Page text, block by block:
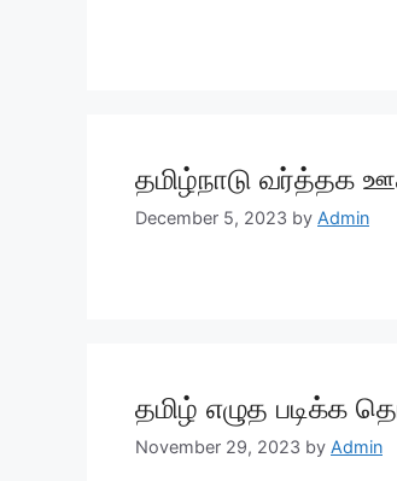
தமிழ்நாடு வர்த்தக
December 5, 2023 by Admin
தமிழ் எழுத படிக்க
November 29, 2023 by Admin